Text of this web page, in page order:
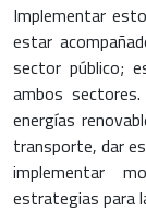
Implementar
estar
sector público;
ambos
energías
transporte, dar
implementar
estrategias para